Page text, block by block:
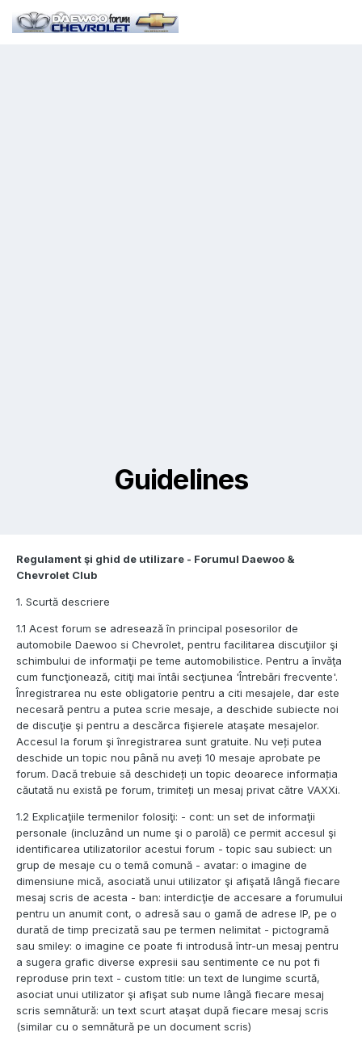
Guidelines
Regulamentşi ghid de utilizare - Forumul Daewoo &
Chevrolet Club
1. Scurtă descriere
1.1 Acest forum se adresează în principal posesorilor de
automobile Daewoo si Chevrolet, pentru facilitarea discuţiilor şi
schimbului de informaţii pe teme automobilistice. Pentru a învăţa
cum funcţionează, citiţi mai întâi secţiunea 'Întrebări frecvente'.
Înregistrarea nu este obligatorie pentru a citi mesajele, dar este
necesară pentru a putea scrie mesaje, a deschide subiecte noi
de discuţie şi pentru a descărca fişierele ataşate mesajelor.
Accesul la forum şi înregistrarea sunt gratuite. Nu veți putea
deschide un topic nou până nu aveți 10 mesaje aprobate pe
forum. Dacă trebuie să deschideți un topic deoarece informația
căutată nu există pe forum, trimiteți un mesaj privat către VAXXi.
1.2 Explicaţiile termenilor folosiţi: - cont: un set de informaţii
personale (incluzând un nume şi o parolă) ce permit accesul şi
identificarea utilizatorilor acestui forum - topic sau subiect: un
grup de mesaje cu o temă comună - avatar: o imagine de
dimensiune mică, asociată unui utilizator şi afişată lângă fiecare
mesaj scris de acesta - ban: interdicţie de accesare a forumului
pentru un anumit cont, o adresă sau o gamă de adrese IP, pe o
durată de timp precizată sau pe termen nelimitat - pictogramă
sau smiley: o imagine ce poate fi introdusă într-un mesaj pentru
a sugera grafic diverse expresii sau sentimente ce nu pot fi
reproduse prin text - custom title: un text de lungime scurtă,
asociat unui utilizator şi afişat sub nume lângă fiecare mesaj
scris semnătură: un text scurt ataşat după fiecare mesaj scris
(similar cu o semnătură pe un document scris)